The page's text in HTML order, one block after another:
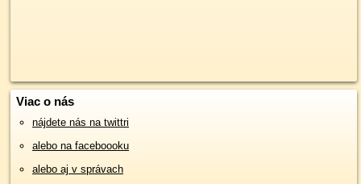
Viac o nás
nájdete nás na twittri
alebo na faceboooku
alebo aj v správach